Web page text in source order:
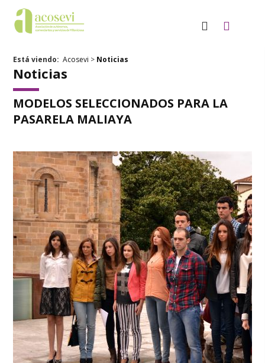
Está viendo: Acosevi > Noticias
Noticias
MODELOS SELECCIONADOS PARA LA
PASARELA MALIAYA